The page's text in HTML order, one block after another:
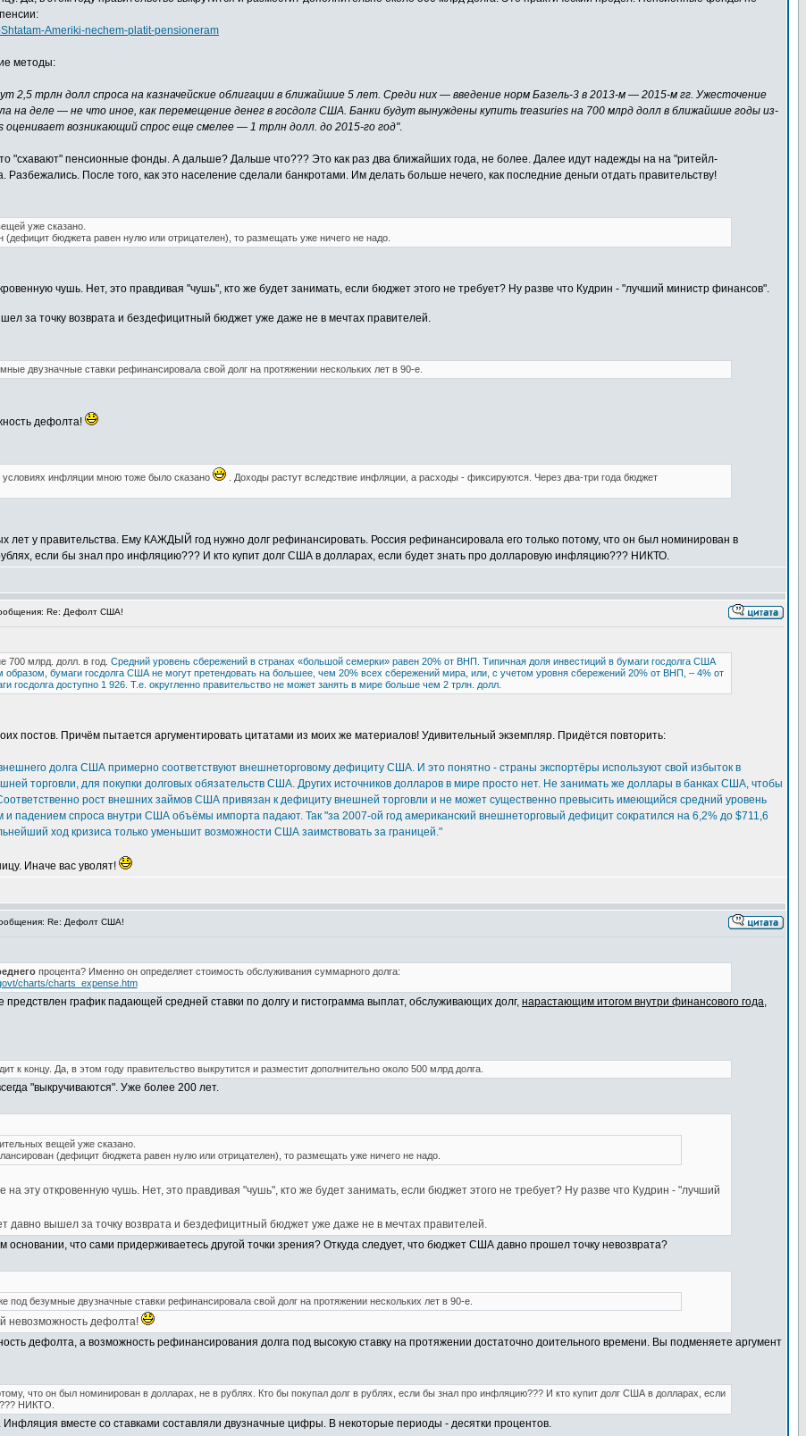
Ameriki-nechem-platit-pensioneram
методы:
2,5 трлн долл спроса на казначейские облигации в ближайшие 5 лет. Среди них — введение норм Базель-3 в 2013-м — 2015-м гг. Ужесточение
на деле — не что иное, как перемещение денег в госдолг США. Банки будут вынуждены купить treasuries на 700 млрд долл в ближайшие годы из-
оценивает возникающий спрос еще смелее — 1 трлн долл. до 2015-го год".
"схавают" пенсионные фонды. А дальше? Дальше что??? Это как раз два ближайших года, не более. Далее идут надежды на на "ритейл-
Разбежались. После того, как это население сделали банкротами. Им делать больше нечего, как последние деньги отдать правительству!
уже сказано.
бюджета равен нулю или отрицателен), то размещать уже ничего не надо.
чушь. Нет, это правдивая "чушь", кто же будет занимать, если бюджет этого не требует? Ну разве что Кудрин - "лучший министр финансов".
за точку возврата и бездефицитный бюджет уже даже не в мечтах правителей.
двузначные ставки рефинансировала свой долг на протяжении нескольких лет в 90-е.
дефолта!
условиях инфляции мною тоже было сказано
. Доходы растут вследствие инфляции, а расходы - фиксируются. Через два-три года бюджет
лет у правительства. Ему КАЖДЫЙ год нужно долг рефинансировать. Россия рефинансировала его только потому, что он был номинирован в
если бы знал про инфляцию??? И кто купит долг США в долларах, если будет знать про долларовую инфляцию??? НИКТО.
Re: Дефолт США!
700 млрд. долл. в год. Средний уровень сбережений в странах «большой семерки» равен 20% от ВНП. Типичная доля инвестиций в бумаги госдолга США
бумаги госдолга США не могут претендовать на большее, чем 20% всех сбережений мира, или, с учетом уровня сбережений 20% от ВНП, – 4% от
госдолга доступно 1 926. Т.е. округленно правительство не может занять в мире больше чем 2 трлн. долл.
постов. Причём пытается аргументировать цитатами из моих же материалов! Удивительный экземпляр. Придётся повторить:
долга США примерно соответствуют внешнеторговому дефициту США. И это понятно - страны экспортёры используют свой избыток в
торговли, для покупки долговых обязательств США. Других источников долларов в мире просто нет. Не занимать же доллары в банках США, чтобы
рост внешних займов США привязан к дефициту внешней торговли и не может существенно превысить имеющийся средний уровень
и падением спроса внутри США объёмы импорта падают. Так "за 2007-ой год американский внешнеторговый дефицит сократился на 6,2% до $711,6
ход кризиса только уменьшит возможности США заимствовать за границей."
Иначе вас уволят!
Re: Дефолт США!
процента? Именно он определяет стоимость обслуживания суммарного долга:
charts/charts_expense.htm
график падающей средней ставки по долгу и гистограмма выплат, обслуживающих долг, нарастающим итогом внутри финансового года,
к концу. Да, в этом году правительство выкрутится и разместит дополнительно около 500 млрд долга.
"выкручиваются". Уже более 200 лет.
вещей уже сказано.
(дефицит бюджета равен нулю или отрицателен), то размещать уже ничего не надо.
эту откровенную чушь. Нет, это правдивая "чушь", кто же будет занимать, если бюджет этого не требует? Ну разве что Кудрин - "лучший
давно вышел за точку возврата и бездефицитный бюджет уже даже не в мечтах правителей.
что сами придерживаетесь другой точки зрения? Откуда следует, что бюджет США давно прошел точку невозврата?
под безумные двузначные ставки рефинансировала свой долг на протяжении нескольких лет в 90-е.
невозможность дефолта!
дефолта, а возможность рефинансирования долга под высокую ставку на протяжении достаточно доительного времени. Вы подменяете аргумент
что он был номинирован в долларах, не в рублях. Кто бы покупал долг в рублях, если бы знал про инфляцию??? И кто купит долг США в долларах, если
НИКТО.
вместе со ставками составляли двузначные цифры. В некоторые периоды - десятки процентов.